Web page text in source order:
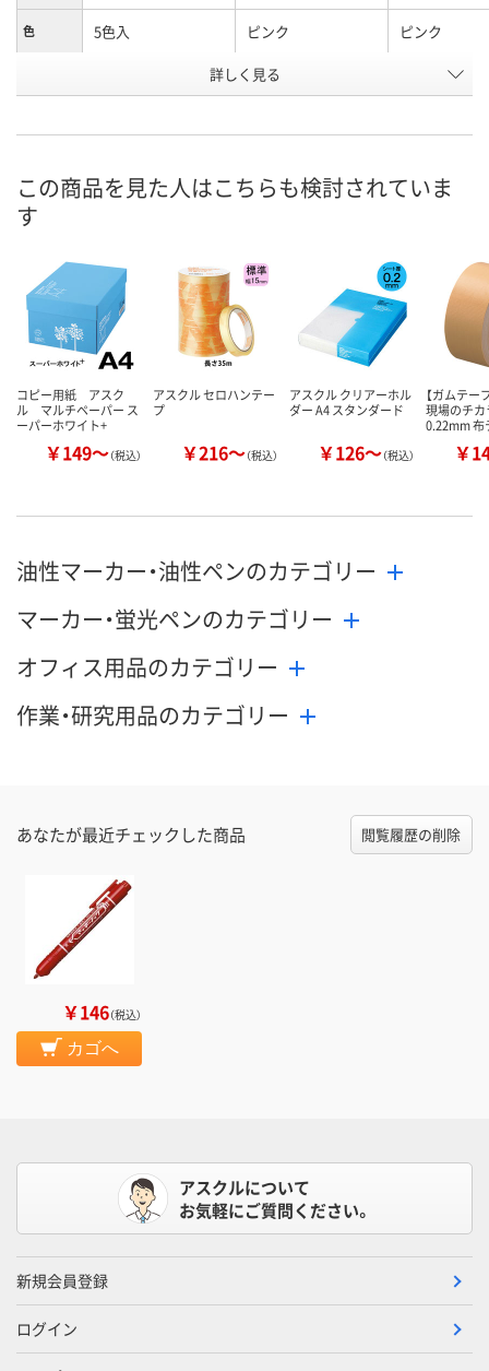
色 5色入 ピンク ピンク
606615 8241593
8月7日（金）
カゴへ カ
詳しく見る
この商品を見た人はこちらも検討されていま
す
コピー用紙 アスク
ル マルチペーパー ス
ーパーホワイト+
￥149～（税込）
アスクル セロハンテー
プ
￥216～（税込）
アスクル クリアーホル
ダー A4 スタンダード
￥126～（税込）
【ガムテー
現場のチカ
0.22mm
￥
油性マーカー・油性ペンのカテゴリー
マーカー・蛍光ペンのカテゴリー
オフィス用品のカテゴリー
作業・研究用品のカテゴリー
あなたが最近チェックした商品 閲覧履歴の削除
￥146（税込）
カゴへ
アスクルについて
お気軽にご質問ください。
新規会員登録
ログイン